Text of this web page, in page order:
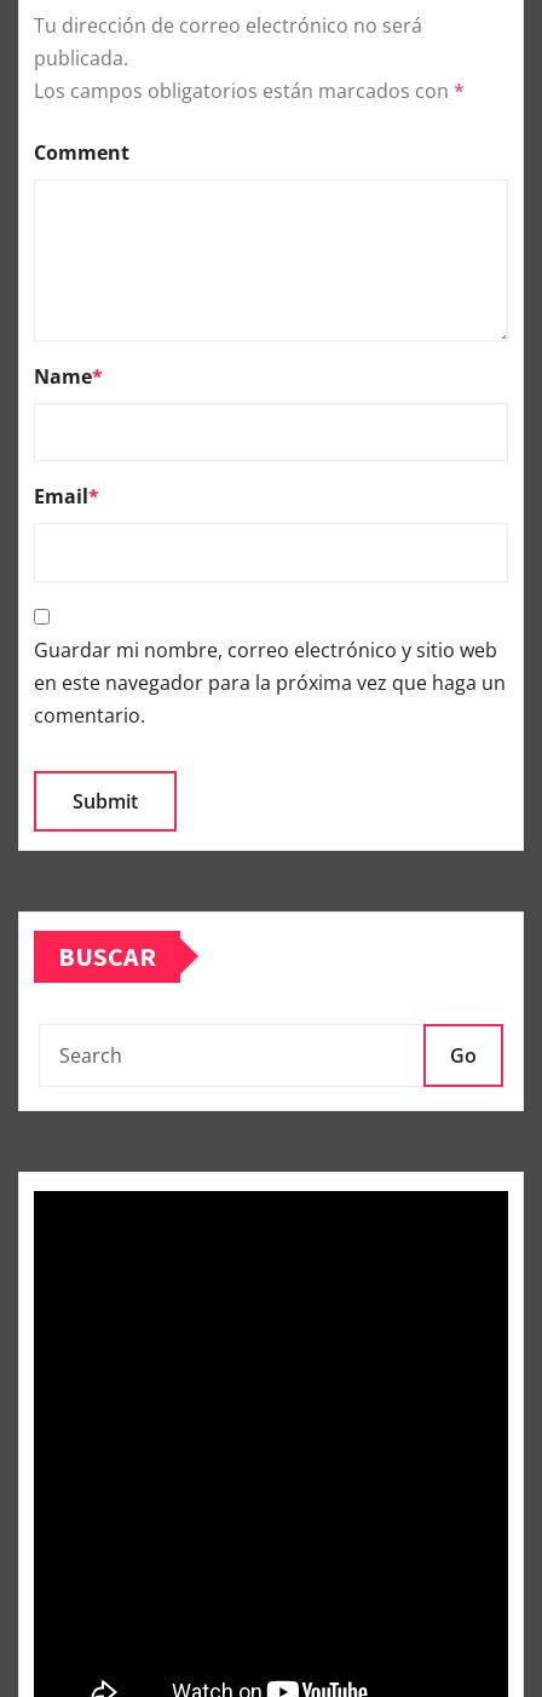
Tu dirección de correo electrónico no será
publicada.
Los campos obligatorios están marcados con *
Comment
Name*
Email*
Guardar mi nombre, correo electrónico y sitio web
en este navegador para la próxima vez que haga un
comentario.
BUSCAR
Go